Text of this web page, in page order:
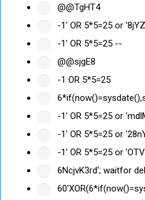
@@TgHT4
-1' OR 5*5=25 or
-1' OR 5*5=25 --
@@sjgE8
-1 OR 5*5=25
-1' OR 5*5=25 or
-1' OR 5*5=25 or
-1' OR 5*5=25 or
6NcjvK3rd'; waitfor